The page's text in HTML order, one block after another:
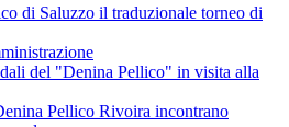
di Saluzzo il traduzionale torneo di
del "Denina Pellico" in visita alla
Pellico Rivoira incontrano